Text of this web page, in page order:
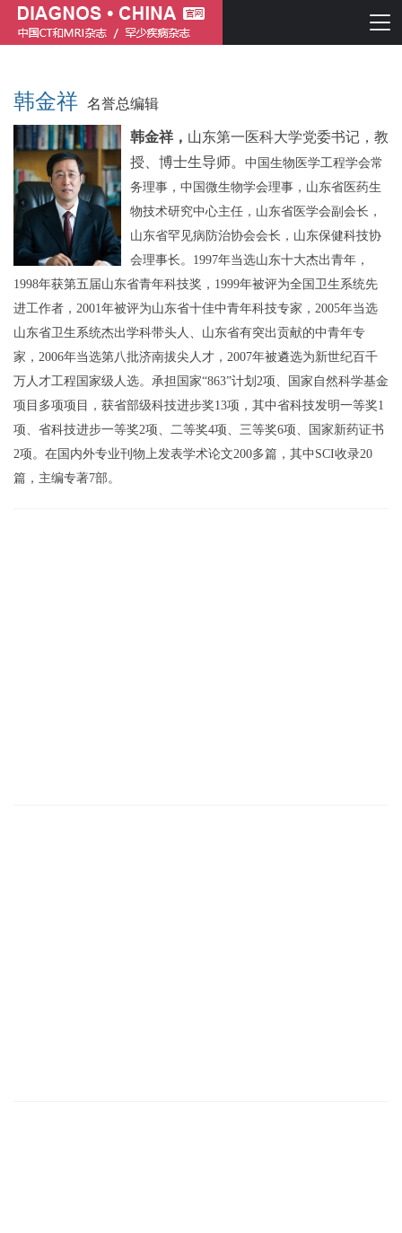
简体中文 English
韩金祥 名誉总编辑
韩金祥， 山东第一医科大学党委书记 ， 教
授、博士生导师。 中国生物医学工程学会常
务理事， 中国微生物学会理事，山东省医药生
物技术研究中心主任 ， 山东省 医学会副会长，
山东省罕见病防治协会会长， 山东保健科技协
会理事长。 1997年当选山东十大杰出青年，
1998年获第五届山东省青年科技奖，1999年被评为全国卫生系统先
进工作者，2001年被评为山东省十佳中青年科技专家，2005年当选
山东省卫生系统杰出学科带头人、山东省有突出贡献的中青年专
家，2006年当选第八批济南拔尖人才，2007年被遴选为新世纪百千
万人才工程国家级人选。承担国家“863”计划2项、国家自然科学基金
项目多项项目，获省部级科技进步奖13项，其中省科技发明一等奖1
项、省科技进步一等奖2项、二等奖4项、三等奖6项、国家新药证书
2项。在国内外专业刊物上发表学术论文200多篇，其中SCI收录20
篇，主编专著7部。